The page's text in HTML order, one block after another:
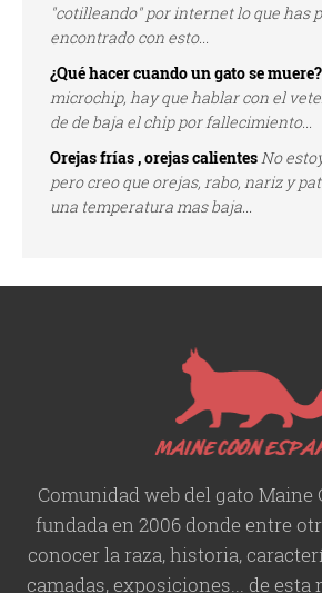
"cotilleando" por internet lo que has
encontrado con esto...
¿Qué hacer cuando un gato se muere?
microchip, hay que hablar con el
de de baja el chip por fallecimiento...
Orejas frías , orejas calientesNo
pero creo que orejas, rabo, nariz y
una temperatura mas baja...
Comunidad web del gato Maine
fundada en 2006 donde entre
conocer la raza, historia,
camadas, exposiciones... de esta